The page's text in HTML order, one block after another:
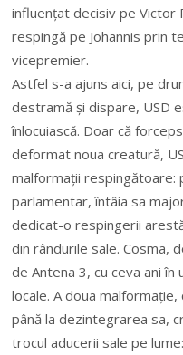
influențat decisiv pe Victor
respingă pe Johannis prin
vicepremier.
Astfel s-a ajuns aici, pe
destramă și dispare, USD
înlocuiască. Doar că
deformat noua creatură,
malformații respingătoare:
parlamentar, întâia sa
dedicat-o respingerii
din rândurile sale. Cosma,
de Antena 3, cu ceva ani
locale. A doua
până la dezintegrarea sa,
trocul aducerii sale pe